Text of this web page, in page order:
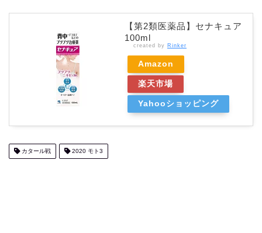
【第2類医薬品】セナキュア
100ml
created by Rinker
Amazon
楽天市場
Yahooショッピング
カタール戦 2020 モト3